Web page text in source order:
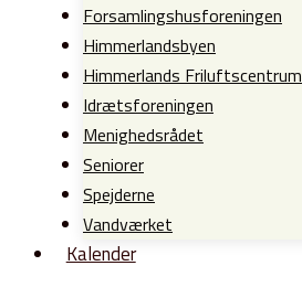
Forsamlingshusforeningen
Himmerlandsbyen
Himmerlands Friluftscentrum
Idrætsforeningen
Menighedsrådet
Seniorer
Spejderne
Vandværket
Kalender